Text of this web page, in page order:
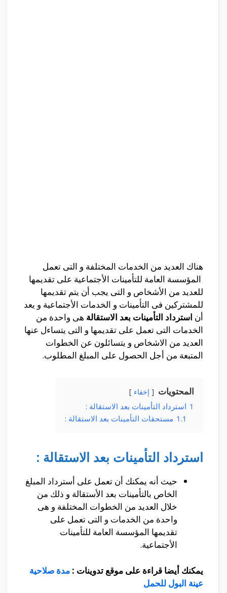
هناك العديد من الخدمات المختلفة و التى تعمل
المؤسسة العامة للتأمينات الأجتماعية على تقديمها
للعديد من الأشخاص و التى يجب أن يتم تقديمها
للمشتركين فى التأمينات و الخدمات الأجتماعية و يعد
أن استرداد التأمينات بعد الاستقالة هى واحدة من
الخدمات التى تعمل على تقديمها و التى يتساءل عنها
العديد من الاشخاص و يتسائلون عن الخطوات
المتبعة من أجل الحصول على المبلغ المطلوب.
المحتويات إخفاء
1 استرداد التأمينات بعد الاستقالة :
1.1 مستحقات التأمينات بعد الاستقالة :
استرداد التأمينات بعد الاستقالة :
حيث أنه يمكنك أن تعمل على أسترداد المبلغ
الخاص بالتأمينات بعد الأستقالة و ذلك من
خلال العديد من الخطوات المختلفة و هى
واحدة من الخدمات و التى تعمل على
تقديمها المؤسسة العامة للتأمينات
الأجتماعية.
يمكنك أيضا قراءة على موقع تدوينات : مدة صلاحية
عينة البول للحمل